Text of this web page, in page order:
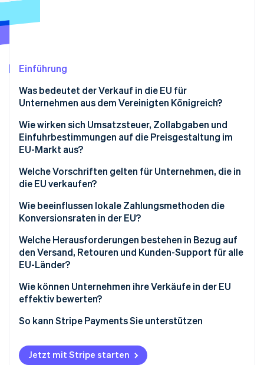
Betrugsprävention
Atlas
Online-Identitätsprüfung
Erfahren Sie, wie Stripe Lösungen für die
Jetzt ansehen
Einführung
Was bedeutet der Verkauf in die EU für
Unternehmen aus dem Vereinigten Königreich?
Wie wirken sich Umsatzsteuer, Zollabgaben und
Einfuhrbestimmungen auf die Preisgestaltung im
EU-Markt aus?
Umsatzsteuer und Einfuhren
Welche Vorschriften gelten für Unternehmen, die in
die EU verkaufen?
EU-Verbraucherschutzvorschriften
Transparenz und Angaben zum Unternehmen
Rechtliche und datenschutzrechtliche
Anforderungen
Wie beeinflussen lokale Zahlungsmethoden die
Konversionsraten in der EU?
Welche Herausforderungen bestehen in Bezug auf
den Versand, Retouren und Kunden-Support für alle
EU-Länder?
Wie können Unternehmen ihre Verkäufe in der EU
effektiv bewerten?
So kann Stripe Payments Sie unterstützen
Jetzt mit Stripe starten